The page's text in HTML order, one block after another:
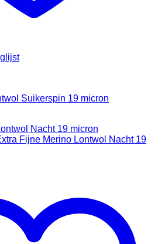
Suikerspin 19 micron